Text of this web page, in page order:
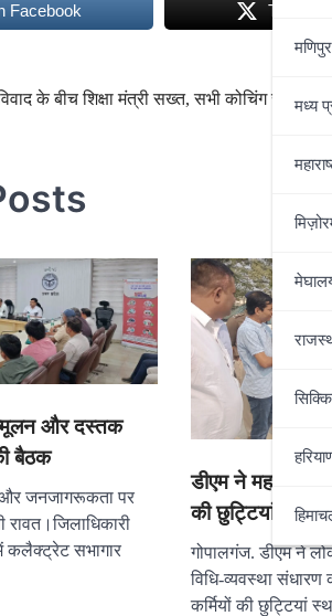
मणिपुर
मध्‍य
Facebook Tweet
के बीच शिक्षा मंत्री सख्त, सभी कोचिंग संस्थानों
और दस्तक
बैठक
और जनजागरूकता पर
कलैक्ट्रेट सभागार
डीएम ने महापर्व छठ
की छुट्टियां किया
गोपालगंज. डीएम ने
विधि-व्यवस्था
कर्मियों की छुट्टियां